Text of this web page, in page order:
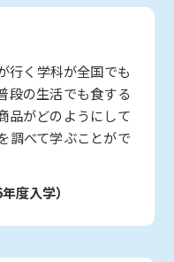
行く学科が全国でも
段の生活でも食する
品がどのようにして
調べて学ぶことがで
度入学）